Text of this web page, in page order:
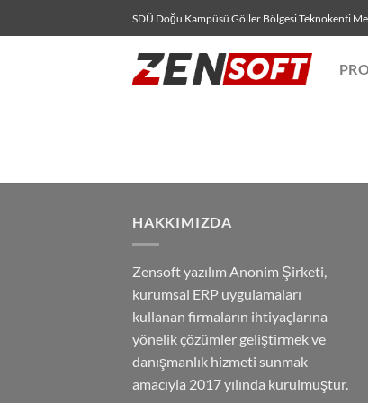
atla
SDÜ Doğu Kampüsü Göller Bölgesi Teknokenti
HAKKIMIZDA
Zensoft yazılım Anonim Şirketi,
kurumsal ERP uygulamaları
kullanan firmaların ihtiyaçlarına
yönelik çözümler geliştirmek ve
danışmanlık hizmeti sunmak
amacıyla 2017 yılında kurulmuştur.